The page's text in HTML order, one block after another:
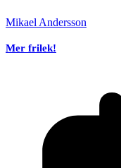
Mikael Andersson
Mer frilek!